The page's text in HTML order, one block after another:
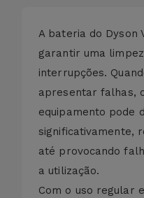
A bateria do Dyson
garantir uma
interrupções.
apresentar falhas,
equipamento pode
significativamente,
até provocando
a utilização.
Com o uso regular